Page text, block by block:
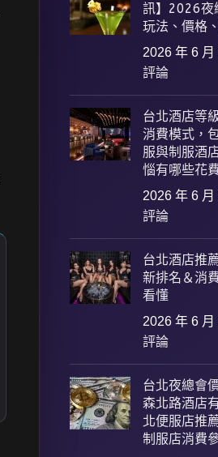
訊】2026夜
玩法、價格
2026 年 6 月
評論
台北酒店等
消費模式，
服與制服酒
惱有哪些花
2026 年 6 月
評論
台北酒店推
新排名＆消
看懂
2026 年 6 月
評論
台北夜總會
森北路酒店
北便服店推
制服店消費